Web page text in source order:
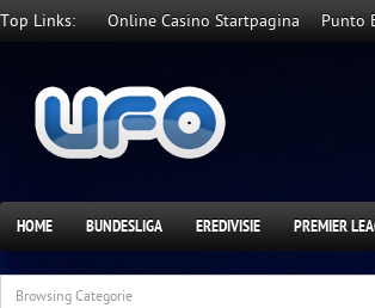
Top Links: Online Casino Startpagina Punto
HOME BUNDESLIGA EREDIVISIE PREMIER
Browsing Categorie